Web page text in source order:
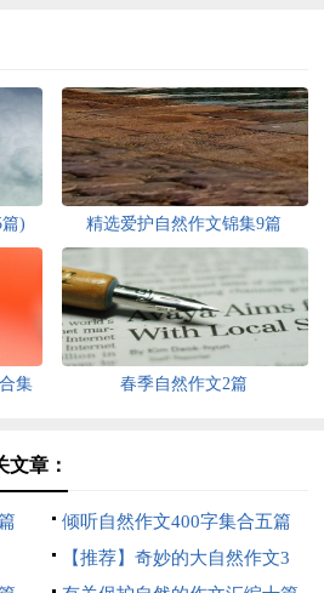
) 精选爱护自然作文锦集9篇
集
春季自然作文2篇
文章：
倾听自然作文400字集合五篇
【推荐】奇妙的大自然作文3